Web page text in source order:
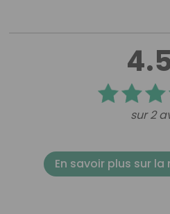
sur 2
En savoir plus sur la